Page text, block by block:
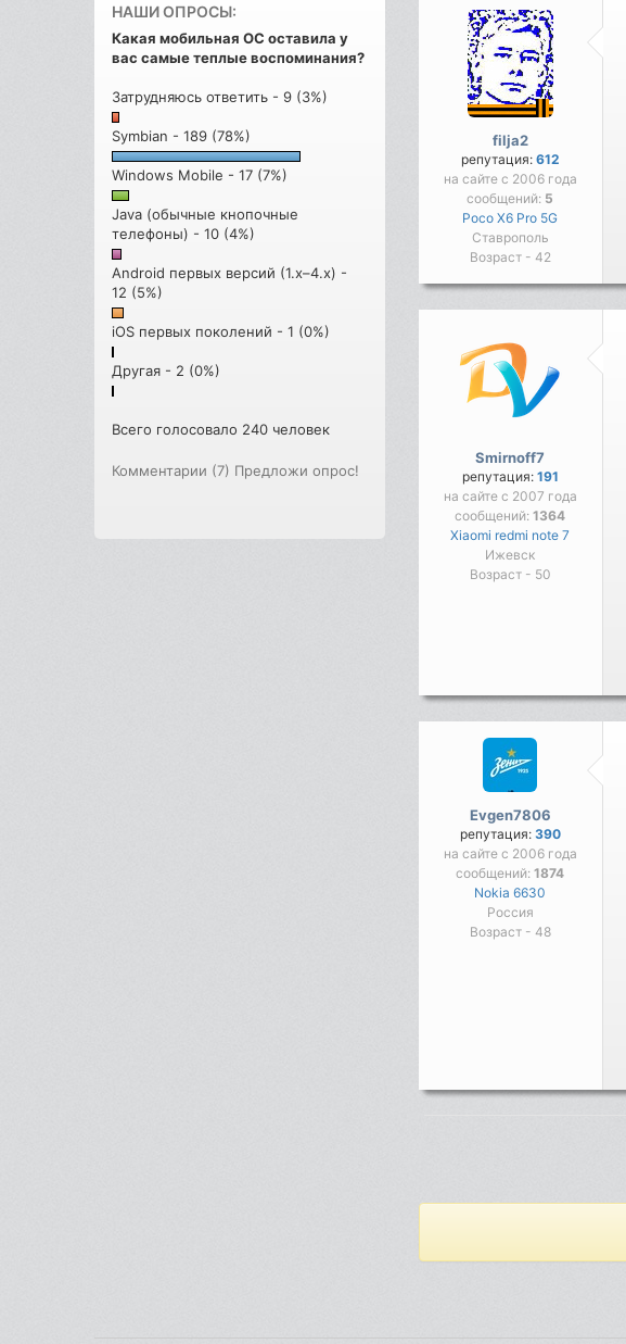
НАШИ ОПРОСЫ:
Какая мобильная ОС оставила у
вас самые теплые воспоминания?
Затрудняюсь ответить - 9 (3%)
Symbian - 189 (78%)
Windows Mobile - 17 (7%)
Java (обычные кнопочные
телефоны) - 10 (4%)
Android первых версий (1.x–4.x) -
12 (5%)
iOS первых поколений - 1 (0%)
Другая - 2 (0%)
Всего голосовало 240 человек
Комментарии (7) Предложи опрос!
filja2
репутация: 612
на сайте с 2006 года
сообщений: 5
Poco X6 Pro 5G
Ставрополь
Возраст - 42
Smirnoff7
репутация: 191
на сайте с 2007 года
сообщений:1364
Xiaomi redmi note 7
Ижевск
Возраст - 50
Evgen7806
репутация: 390
на сайте с 2006 года
сообщений:1874
Nokia 6630
Россия
Возраст - 48